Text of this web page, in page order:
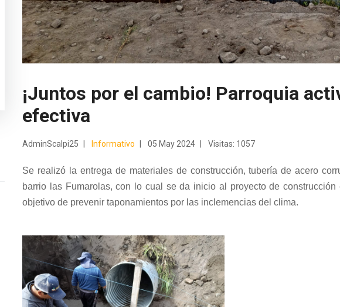
¡Juntos por el cambio! Parroquia
efectiva
AdminScalpi25 Informativo 05 May 2024 Visitas: 1057
Se realizó la entrega de materiales de construcción, tubería de acero
barrio las Fumarolas, con lo cual se da inicio al proyecto de construcción
objetivo de prevenir taponamientos por las inclemencias del clima.